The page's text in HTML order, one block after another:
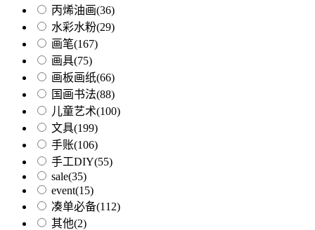
丙烯油画(36)
水彩水粉(29)
画笔(167)
画具(75)
画板画纸(66)
国画书法(88)
儿童艺术(100)
文具(199)
手账(106)
手工DIY(55)
sale(35)
event(15)
凑单必备(112)
其他(2)